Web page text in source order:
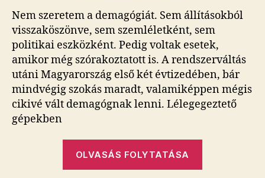
Nem szeretem a demagógiát. Sem állításokból
visszaköszönve, sem szemléletként, sem
politikai eszközként. Pedig voltak esetek,
amikor még szórakoztatott is. A rendszerváltás
utáni Magyarország első két évtizedében, bár
mindvégig szokás maradt, valamiképpen mégis
cikivé vált demagógnak lenni. Lélegegeztető
gépekben
OLVASÁS FOLYTATÁSA